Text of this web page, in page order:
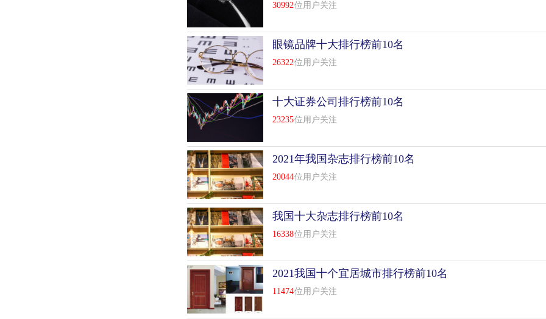
30992位用户关注
眼镜品牌十大排行榜前10名
26322位用户关注
十大证券公司排行榜前10名
23235位用户关注
2021年我国杂志排行榜前10名
20044位用户关注
我国十大杂志排行榜前10名
16338位用户关注
2021我国十个宜居城市排行榜前10名
11474位用户关注